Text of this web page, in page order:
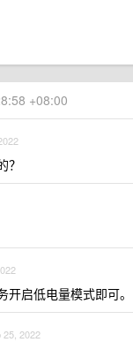
+08:00
？
启低电量模式即可。
25, 2022